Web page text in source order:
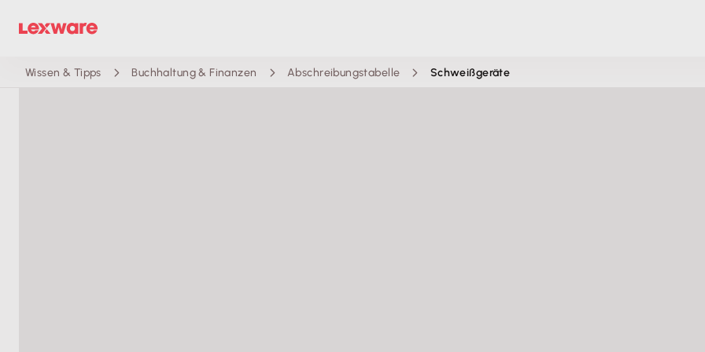
Wissen & Tipps Buchhaltung & Finanzen Abschreibungstabelle Schweißgeräte